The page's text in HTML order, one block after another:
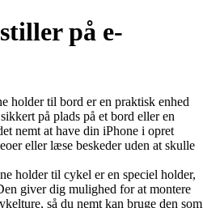
på e-
holder til bord er en praktisk enhed
på plads på et bord eller en
nemt at have din iPhone i opret
eller læse beskeder uden at skulle
holder til cykel er en speciel holder,
giver dig mulighed for at montere
så du nemt kan bruge den som